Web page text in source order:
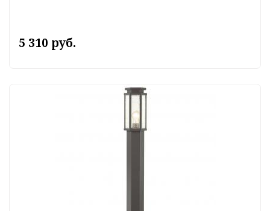
5 310 руб.